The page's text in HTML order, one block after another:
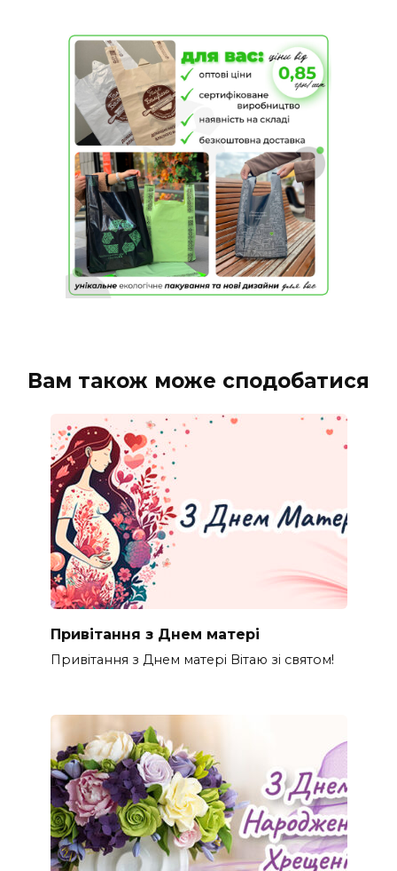
Вам також може сподобатися
Привітання з Днем матері
Привітання з Днем матері Вітаю зі святом!